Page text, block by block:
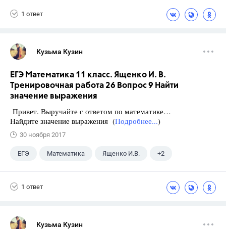
1 ответ
Кузьма Кузин
ЕГЭ Математика 11 класс. Ященко И. В.
Тренировочная работа 26 Вопрос 9 Найти
значение выражения
Привет. Выручайте с ответом по математике…
Найдите значение выражения (Подробнее...)
30 ноября 2017
ЕГЭ Математика Ященко И.В. +2
1 ответ
Кузьма Кузин